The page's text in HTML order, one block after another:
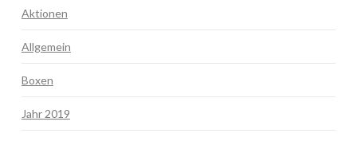
Aktionen
Allgemein
Boxen
Jahr 2019